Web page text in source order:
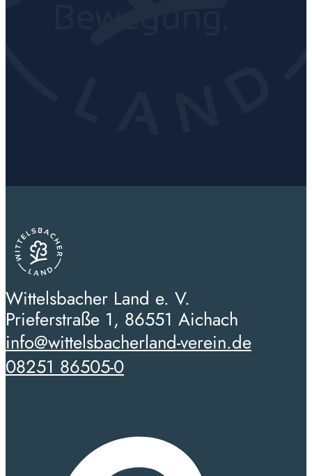
Wittelsbacher Land e. V.
Prieferstraße 1, 86551 Aichach
info@wittelsbacherland-verein.de
08251 86505-0